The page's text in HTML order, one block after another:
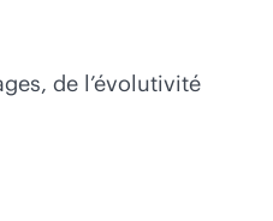
de l’évolutivité